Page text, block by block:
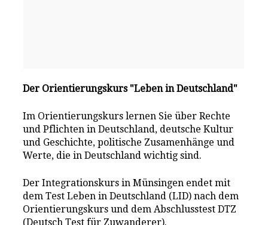
Der Orientierungskurs "Leben in Deutschland"
Im Orientierungskurs lernen Sie über Rechte
und Pflichten in Deutschland, deutsche Kultur
und Geschichte, politische Zusamenhänge und
Werte, die in Deutschland wichtig sind.
Der Integrationskurs in Münsingen endet mit
dem Test Leben in Deutschland (LID) nach dem
Orientierungskurs und dem Abschlusstest DTZ
(Deutsch Test für Zuwanderer).